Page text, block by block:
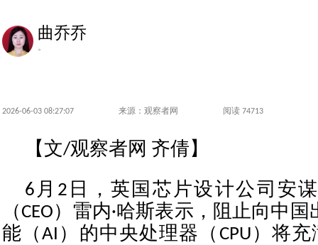
曲乔乔
。
2026-06-03 08:27:07 来源：观察者网 阅读 74713
【文/观察者网 齐倩】
6月2日，英国芯片设计公司安
（CEO）雷内·哈斯表示，阻止向中
能（AI）的中央处理器（CPU）将充